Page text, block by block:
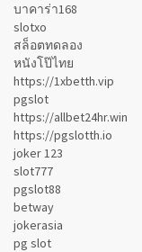
บาคาร่า168
slotxo
สล็อตทดลอง
หนังโป๊ไทย
https://1xbetth.vip
pgslot
https://allbet24hr.win
https://pgslotth.io
joker 123
slot777
pgslot88
betway
jokerasia
pg slot